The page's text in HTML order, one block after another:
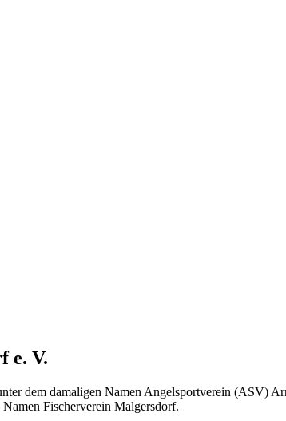
e. V.
dem damaligen Namen Angelsportverein
Fischerverein Malgersdorf.